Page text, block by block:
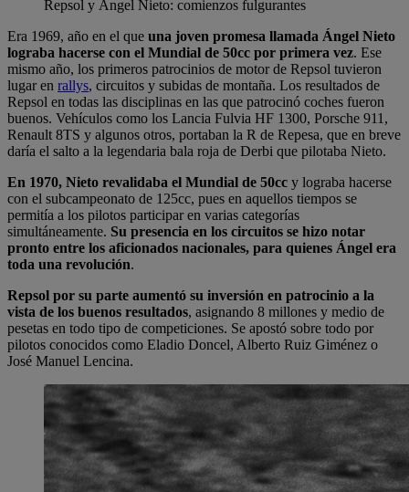
Repsol y Ángel Nieto: comienzos fulgurantes
Era 1969, año en el que una joven promesa llamada Ángel Nieto
lograba hacerse con el Mundial de 50cc por primera vez. Ese
mismo año, los primeros patrocinios de motor de Repsol tuvieron
lugar en rallys, circuitos y subidas de montaña. Los resultados de
Repsol en todas las disciplinas en las que patrocinó coches fueron
buenos. Vehículos como los Lancia Fulvia HF 1300, Porsche 911,
Renault 8TS y algunos otros, portaban la R de Repesa, que en breve
daría el salto a la legendaria bala roja de Derbi que pilotaba Nieto.
En 1970, Nieto revalidaba el Mundial de 50cc y lograba hacerse
con el subcampeonato de 125cc, pues en aquellos tiempos se
permitía a los pilotos participar en varias categorías
simultáneamente. Su presencia en los circuitos se hizo notar
pronto entre los aficionados nacionales, para quienes Ángel era
toda una revolución.
Repsol por su parte aumentó su inversión en patrocinio a la
vista de los buenos resultados, asignando 8 millones y medio de
pesetas en todo tipo de competiciones. Se apostó sobre todo por
pilotos conocidos como Eladio Doncel, Alberto Ruiz Giménez o
José Manuel Lencina.